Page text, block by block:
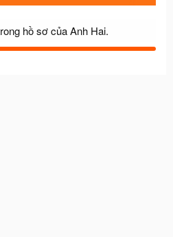
hồ sơ của Anh Hai.